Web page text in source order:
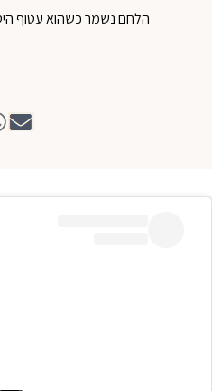
הלחם נשמר כשהוא עטוף היטב טרי